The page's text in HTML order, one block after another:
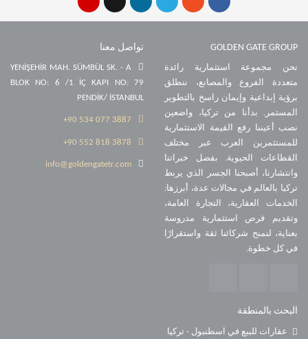
GOLDEN GATE GROUP
نحن مجموعة استثمارية رائدة
متعددة الفروع والمصانع، ننطلق
برؤية إبداعية وإيمان راسخ بالتطوير
المستمر. بدأنا من تركيا، واضعين
نصب أعيننا رفع القيمة الاستثمارية
للمستثمرين العرب عبر مختلف
القطاعات الحيوية. بفضل خبراتنا
وانتشارنا، أصبحنا الجسر الذي يربط
تركيا بالعالم في مجالات عدة، أبرزها:
الخدمات العقارية، التجارة العامة،
وتقديم فرص استثمارية مدروسة
بعناية، لنمنح شركائنا ثقة واستقرارًا
في كل خطوة.
تواصل معنا
YENİŞEHİR MAH. SÜMBÜL SK. - A
BLOK NO: 6 /1 İÇ KAPI NO: 79
PENDİK/ İSTANBUL
+90 534 077 3887
+90 552 818 3878
info@goldengatetr.com
البحث بالمنطقة
عقارات للببع في اسطنبول - تركيا